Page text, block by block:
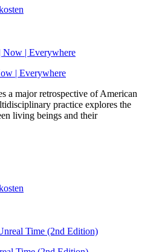
| Everywhere
a major retrospective of American
practice explores the
living beings and their